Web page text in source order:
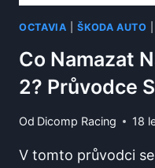
OCTAVIA |ŠKODA AUTO
Co Namazat
2? Průvodce
Od Dicomp Racing 18
V tomto průvodci